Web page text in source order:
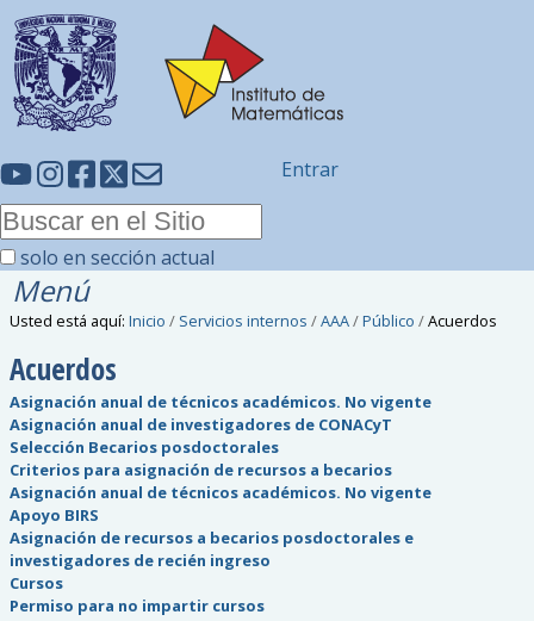
solo en sección actual
Entrar
Menú
Usted está aquí: Inicio / Servicios internos /AAA/Público /Acuerdos
Acuerdos
Asignación anual de técnicos académicos. No vigente
Asignación anual de investigadores de CONACyT
Selección Becarios posdoctorales
Criterios para asignación de recursos a becarios
Asignación anual de técnicos académicos. No vigente
Apoyo BIRS
Asignación de recursos a becarios posdoctorales e
investigadores de recién ingreso
Cursos
Permiso para no impartir cursos